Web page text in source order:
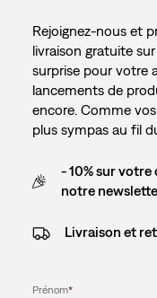
Rejoignez-nous et
livraison gratuite
surprise pour votre
lancements de
encore. Comme
plus sympas au fil
- 10% sur
notre
Livraison et
Prénom*